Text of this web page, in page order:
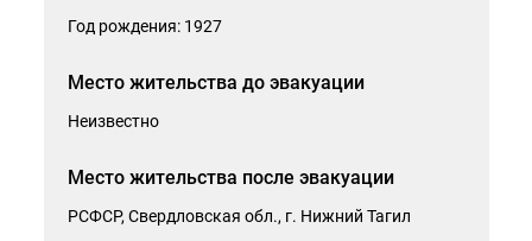
Год рождения: 1927
Место жительства до эвакуации
Неизвестно
Место жительства после эвакуации
РСФСР, Свердловская обл., г. Нижний Тагил
копию документа, подтверждающего право на получение
Максимальный размер файла - 20 Мб.